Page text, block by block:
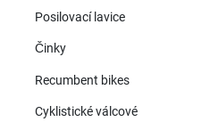
Posilovací lavice
Činky
Recumbent bikes
Cyklistické válcové